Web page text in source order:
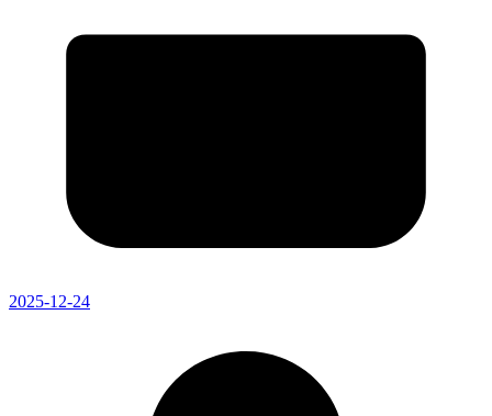
2025-12-24